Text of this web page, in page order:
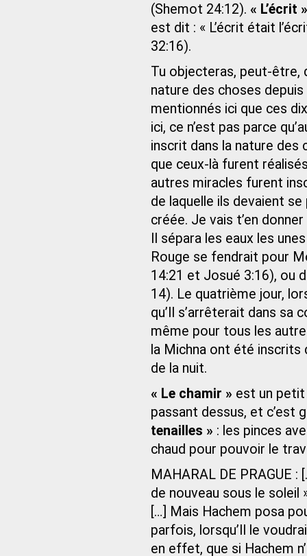
(Shemot 24:12). « L’écrit »
est dit : « L’écrit était
32:16).
Tu objecteras, peut-être,
nature des choses
mentionnés ici que ces
ici, ce n’est pas parce
inscrit dans la nature des
que ceux-là furent
autres miracles furent
de laquelle ils devaient
créée. Je vais t’en
Il sépara les eaux les
Rouge se fendrait pour
14:21 et Josué 3:16), ou
14). Le quatrième jour,
qu’Il s’arrêterait dans sa
même pour tous les
la Michna ont été inscrits
de la nuit.
« Le chamir » est un petit
passant dessus, et c’est
tenailles » : les pinces
chaud pour pouvoir le
MAHARAL DE PRAGUE :
de nouveau sous le soleil
[…] Mais Hachem posa
parfois, lorsqu’Il le
en effet, que si Hachem